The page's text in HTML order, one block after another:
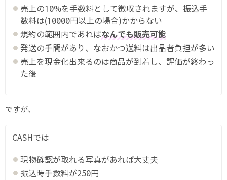
売上の10%を手数料として徴収されますが、振込手
数料は(10000円以上の場合)かからない
規約の範囲内であればなんでも販売可能
発送の手間があり、なおかつ送料は出品者負担が多い
売上を現金化出来るのは商品が到着し、評価が終わっ
た後
ですが、
CASHでは
現物確認が取れる写真があれば大丈夫
振込時手数料が250円